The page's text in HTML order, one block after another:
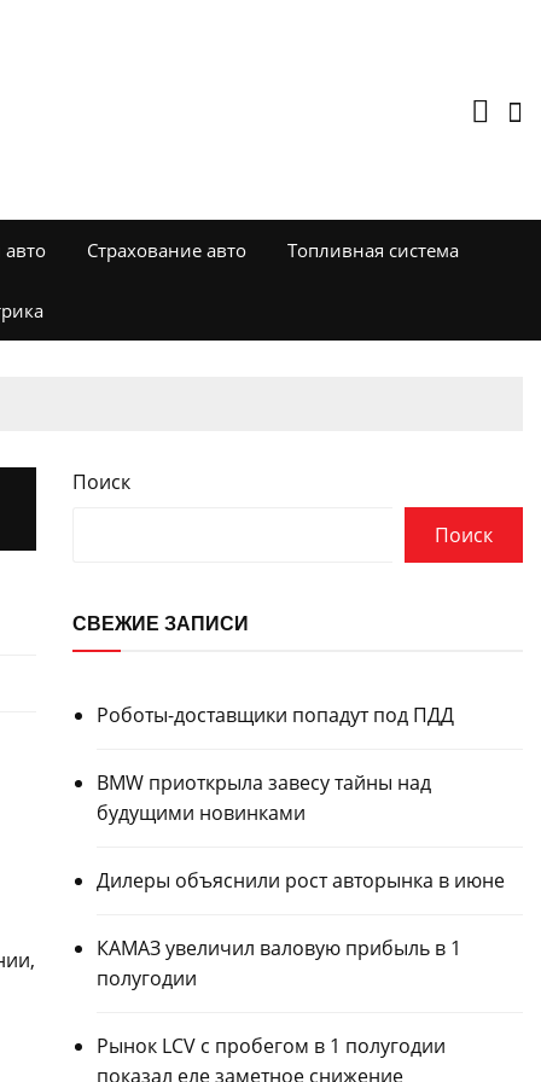
Страхование авто Топливная система
Поиск
Поиск
СВЕЖИЕ ЗАПИСИ
Роботы-доставщики попадут под ПДД
BMW приоткрыла завесу тайны над
будущими новинками
Дилеры объяснили рост авторынка в июне
КАМАЗ увеличил валовую прибыль в 1
полугодии
Рынок LCV с пробегом в 1 полугодии
показал еле заметное снижение